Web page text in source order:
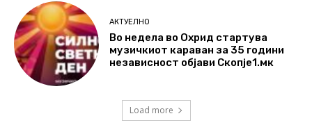
АКТУЕЛНО
Во недела во Охрид стартува
музичкиот караван за 35 години
независност објави Скопје1.мк
Load more